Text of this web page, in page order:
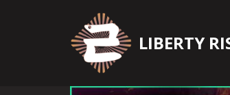
LIBERTY